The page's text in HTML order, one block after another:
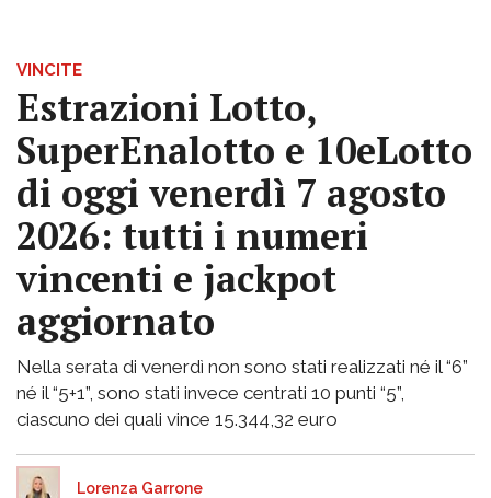
VINCITE
Estrazioni Lotto,
SuperEnalotto e 10eLotto
di oggi venerdì 7 agosto
2026: tutti i numeri
vincenti e jackpot
aggiornato
Nella serata di venerdì non sono stati realizzati né il “6”
né il “5+1”, sono stati invece centrati 10 punti “5”,
ciascuno dei quali vince 15.344,32 euro
Lorenza Garrone